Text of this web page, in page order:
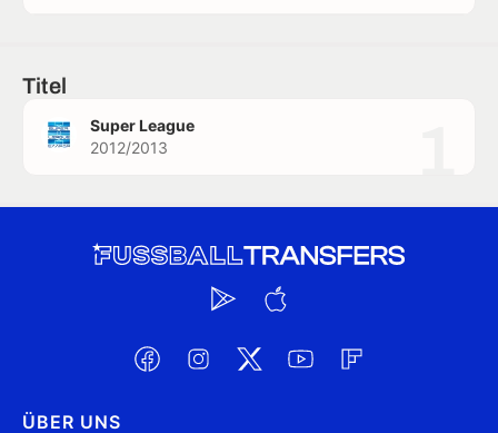
Titel
Super League
2012/2013
ÜBER UNS